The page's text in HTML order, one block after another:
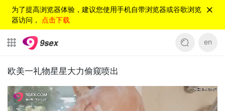
为了提高浏览器体验，建议您使用手机自带浏览器或谷歌浏览
器访问， 点击下载
en
欧美一礼物星星大力偷窥喷出